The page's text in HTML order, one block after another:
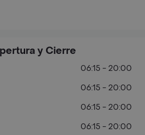
y Cierre
06:15 - 20:00
06:15 - 20:00
06:15 - 20:00
06:15 - 20:00